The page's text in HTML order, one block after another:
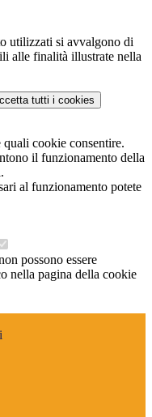
utilizzati si avvalgono di
alle finalità illustrate nella
tutti i cookies
quali cookie consentire.
il funzionamento della
al funzionamento potete
possono essere
nella pagina della cookie